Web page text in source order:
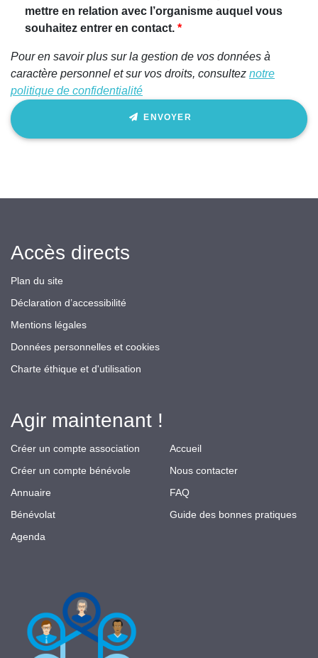
mettre en relation avec l’organisme auquel vous
souhaitez entrer en contact.
Pour en savoir plus sur la gestion de vos données à
caractère personnel et sur vos droits, consultez notre
politique de confidentialité
ENVOYER
Accès directs
Plan du site
Déclaration d’accessibilité
Mentions légales
Données personnelles et cookies
Charte éthique et d'utilisation
Agir maintenant !
Créer un compte association
Créer un compte bénévole
Annuaire
Bénévolat
Agenda
Accueil
Nous contacter
FAQ
Guide des bonnes pratiques